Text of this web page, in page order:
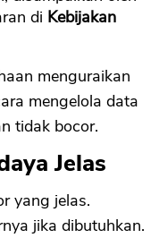
di Kebijakan
menguraikan
mengelola data
tidak bocor.
Jelas
yang jelas.
jika dibutuhkan.